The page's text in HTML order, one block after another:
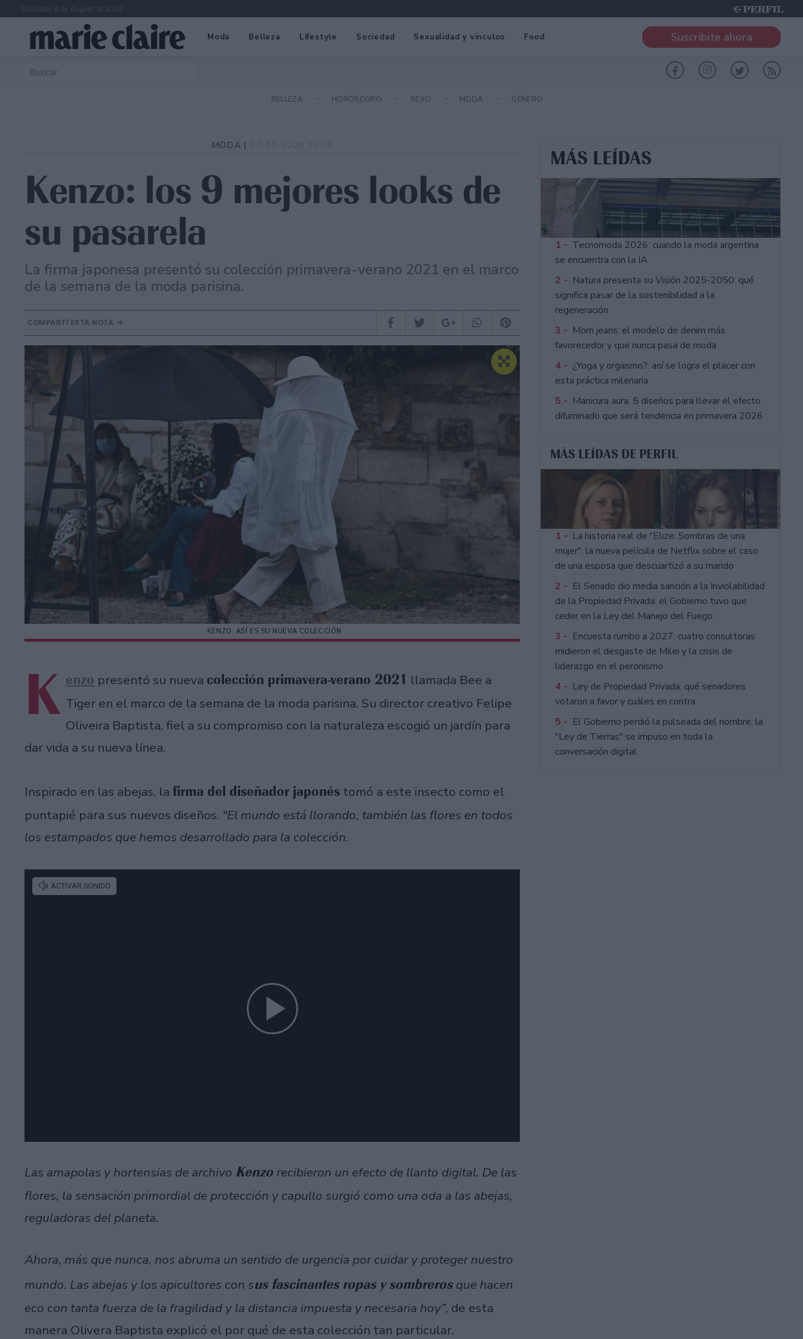
Saturday 8 de August de 2026
Moda Belleza Lifestyle Sociedad Sexualidad y vínculos Food Suscribite ahora
BELLEZA HORÓSCOPO SEXO MODA GÉNERO
MODA |
Kenzo: los 9 mejores looks de
su pasarela
La firma japonesa presentó su colección primavera-verano 2021 en el marco
de la semana de la moda parisina.
COMPARTÍ ESTA NOTA
KENZO: ASÍ ES SU NUEVA COLECCIÓN
K enzo presentó su nueva colección primavera-verano 2021 llamada Bee a
Tiger en el marco de la semana de la moda parisina. Su director creativo Felipe
Oliveira Baptista, fiel a su compromiso con la naturaleza escogió un jardín para
dar vida a su nueva línea.
Inspirado en las abejas, la firma del diseñador japonés tomó a este insecto como el
puntapié para sus nuevos diseños. "El mundo está llorando, también las flores en todos
los estampados que hemos desarrollado para la colección.
Las amapolas y hortensias de archivo Kenzo recibieron un efecto de llanto digital. De las
flores, la sensación primordial de protección y capullo surgió como una oda a las abejas,
reguladoras del planeta.
Ahora, más que nunca, nos abruma un sentido de urgencia por cuidar y proteger nuestro
mundo. Las abejas y los apicultores con sus fascinantes ropas y sombreros que hacen
eco con tanta fuerza de la fragilidad y la distancia impuesta y necesaria hoy”, de esta
manera Olivera Baptista explicó el por qué de esta colección tan particular.
MÁS LEÍDAS
1 - Tecnomoda 2026: cuando la moda argentina
se encuentra con la IA
2 - Natura presenta su Visión 2025-2050: qué
significa pasar de la sostenibilidad a la
regeneración
3 - Mom jeans: el modelo de denim más
favorecedor y que nunca pasa de moda
4 - ¿Yoga y orgasmo?: así se logra el placer con
esta práctica milenaria
5 - Manicura aura: 5 diseños para llevar el efecto
difuminado que será tendencia en primavera 2026
MÁS LEÍDAS DE PERFIL
1 - La historia real de "Elize: Sombras de una
mujer", la nueva película de Netflix sobre el caso
de una esposa que descuartizó a su marido
2 - El Senado dio media sanción a la Inviolabilidad
de la Propiedad Privada: el Gobierno tuvo que
ceder en la Ley del Manejo del Fuego
3 - Encuesta rumbo a 2027: cuatro consultoras
midieron el desgaste de Milei y la crisis de
liderazgo en el peronismo
4 - Ley de Propiedad Privada: qué senadores
votaron a favor y cuáles en contra
5 - El Gobierno perdió la pulseada del nombre: la
"Ley de Tierras" se impuso en toda la
conversación digital